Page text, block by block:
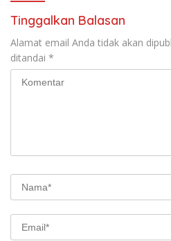
Tinggalkan Balasan
Alamat email Anda tidak akan
ditandai *